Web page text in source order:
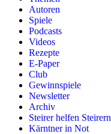
Autoren
Spiele
Podcasts
Videos
Rezepte
E-Paper
Club
Gewinnspiele
Newsletter
Archiv
Steirer helfen Steirern
Kärntner in Not